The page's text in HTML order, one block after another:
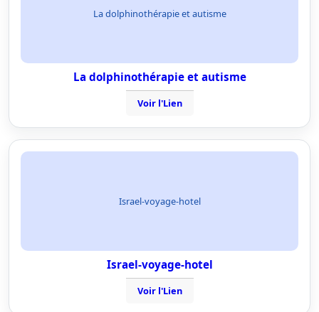
La dolphinothérapie et autisme
La dolphinothérapie et autisme
Voir l'Lien
Israel-voyage-hotel
Israel-voyage-hotel
Voir l'Lien